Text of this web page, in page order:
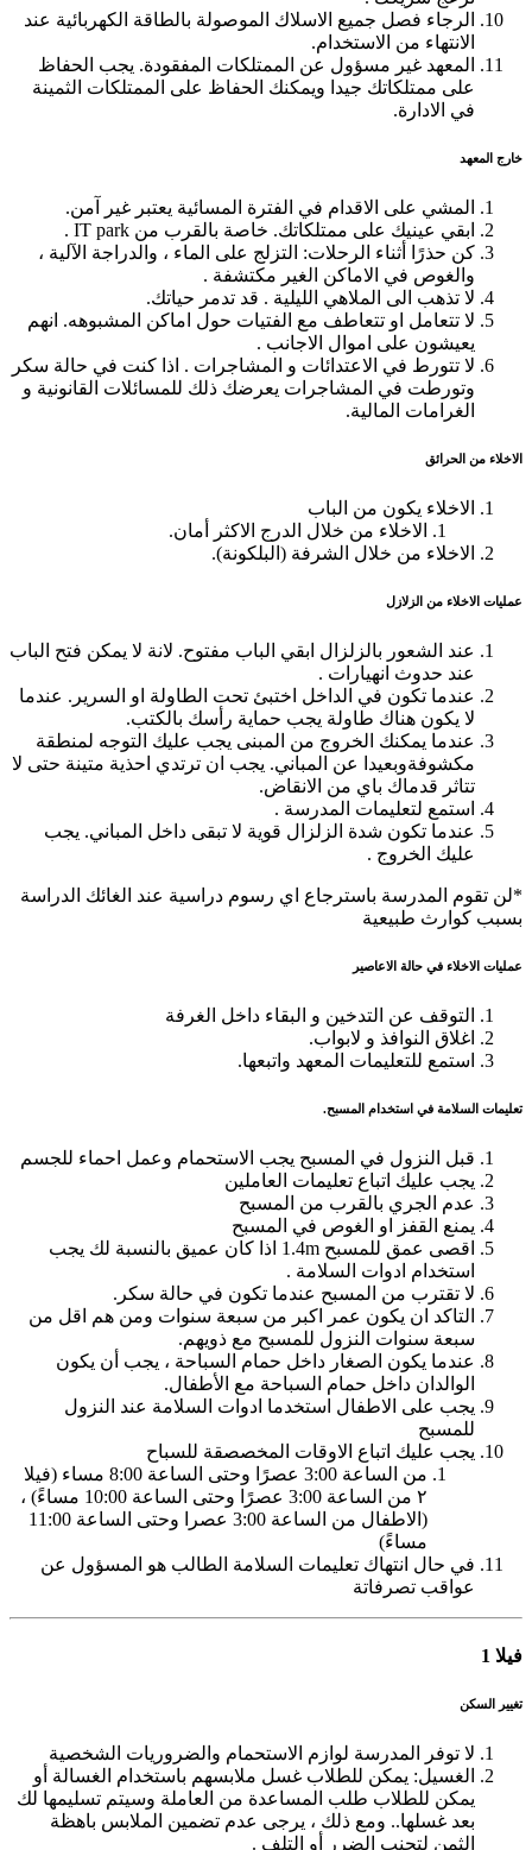
الرجاء فصل جميع الاسلاك الموصولة بالطاقة الكهربائية عند
الانتهاء من الاستخدام.
المعهد غير مسؤول عن الممتلكات المفقودة. يجب الحفاظ
على ممتلكاتك جيدا ويمكنك الحفاظ على الممتلكات الثمينة
في الادارة.
خارج المعهد
المشي على الاقدام في الفترة المسائية يعتبر غير آمن.
ابقي عينيك على ممتلكاتك. خاصة بالقرب من IT park .
كن حذرًا أثناء الرحلات: التزلج على الماء ، والدراجة الآلية ،
والغوص في الاماكن الغير مكتشفة .
لا تذهب الى الملاهي الليلية . قد تدمر حياتك.
لا تتعامل او تتعاطف مع الفتيات حول اماكن المشبوهه. انهم
يعيشون على اموال الاجانب .
لا تتورط في الاعتدائات و المشاجرات . اذا كنت في حالة سكر
وتورطت في المشاجرات يعرضك ذلك للمسائلات القانونية و
الغرامات المالية.
الاخلاء من الحرائق
الاخلاء يكون من الباب
الاخلاء من خلال الدرج الاكثر أمان.
الاخلاء من خلال الشرفة (البلكونة).
عمليات الاخلاء من الزلازل
عند الشعور بالزلزال ابقي الباب مفتوح. لانة لا يمكن فتح الباب
عند حدوث انهيارات .
عندما تكون في الداخل اختبئ تحت الطاولة او السرير. عندما
لا يكون هناك طاولة يجب حماية رأسك بالكتب.
عندما يمكنك الخروج من المبنى يجب عليك التوجه لمنطقة
مكشوفةوبعيدا عن المباني. يجب ان ترتدي احذية متينة حتى لا
تتاثر قدماك باي من الانقاض.
استمع لتعليمات المدرسة .
عندما تكون شدة الزلزال قوية لا تبقى داخل المباني. يجب
عليك الخروج .
*لن تقوم المدرسة باسترجاع اي رسوم دراسية عند الغائك الدراسة
بسبب كوارث طبيعية
عمليات الاخلاء في حالة الاعاصير
التوقف عن التدخين و البقاء داخل الغرفة
اغلاق النوافذ و لابواب.
استمع للتعليمات المعهد واتبعها.
تعليمات السلامة في استخدام المسبح.
قبل النزول في المسبح يجب الاستحمام وعمل احماء للجسم
يجب عليك اتباع تعليمات العاملين
عدم الجري بالقرب من المسبح
يمنع القفز او الغوص في المسبح
اقصى عمق للمسبح 1.4m اذا كان عميق بالنسبة لك يجب
استخدام ادوات السلامة .
لا تقترب من المسبح عندما تكون في حالة سكر.
التاكد ان يكون عمر اكبر من سبعة سنوات ومن هم اقل من
سبعة سنوات النزول للمسبح مع ذويهم.
عندما يكون الصغار داخل حمام السباحة ، يجب أن يكون
الوالدان داخل حمام السباحة مع الأطفال.
يجب على الاطفال استخدما ادوات السلامة عند النزول
للمسبح
يجب عليك اتباع الاوقات المخصصقة للسباح
من الساعة 3:00 عصرًا وحتى الساعة 8:00 مساء (فيلا
٢ من الساعة 3:00 عصرًا وحتى الساعة 10:00 مساءً) ،
(الاطفال من الساعة 3:00 عصرا وحتى الساعة 11:00
مساءً)
في حال انتهاك تعليمات السلامة الطالب هو المسؤول عن
عواقب تصرفاتة
فيلا 1
تغيير السكن
لا توفر المدرسة لوازم الاستحمام والضروريات الشخصية
الغسيل: يمكن للطلاب غسل ملابسهم باستخدام الغسالة أو
يمكن للطلاب طلب المساعدة من العاملة وسيتم تسليمها لك
بعد غسلها.. ومع ذلك ، يرجى عدم تضمين الملابس باهظة
الثمن لتجنب الضرر أو التلف .